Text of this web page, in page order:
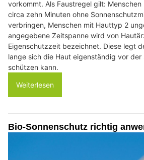
vorkommt. Als Faustregel gilt:
circa zehn Minuten ohne
verbringen, Menschen mit Hauttyp 2
angegebene Zeitspanne wird von
Eigenschutzzeit bezeichnet. Diese legt
lange sich die Haut eigenständig vor der
schützen kann.
Weiterlesen
Bio-Sonnenschutz richtig